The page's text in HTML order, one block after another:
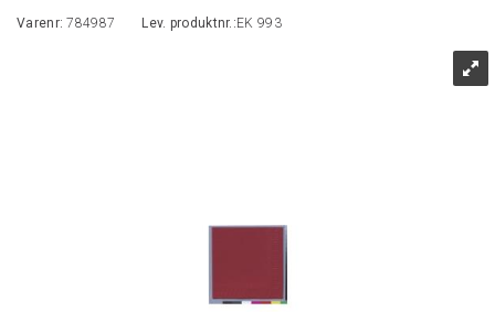
Varenr:784987 Lev. produktnr.:EK 993